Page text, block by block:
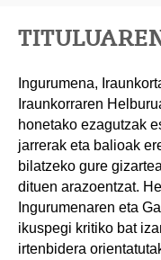
Ingurumena,
Iraunkorraren
honetako ezagutzak
jarrerak eta balioak
bilatzeko gure
dituen arazoentzat.
Ingurumenaren eta
ikuspegi kritiko bat
irtenbidera